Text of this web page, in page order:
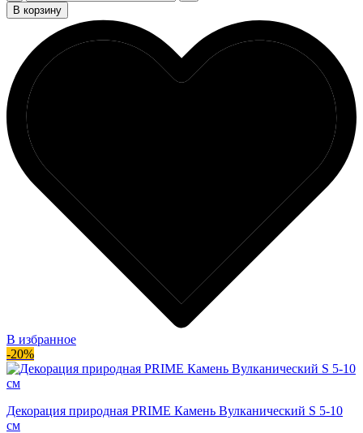
В корзину
В избранное
-20%
Декорация природная PRIME Камень Вулканический S 5-10
см